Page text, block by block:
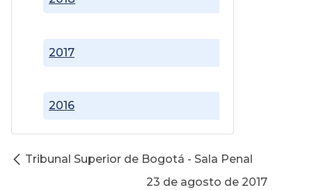
2016
2017
Tribunal Superior de Bogotá - Sala Penal
23 de agosto de 2017